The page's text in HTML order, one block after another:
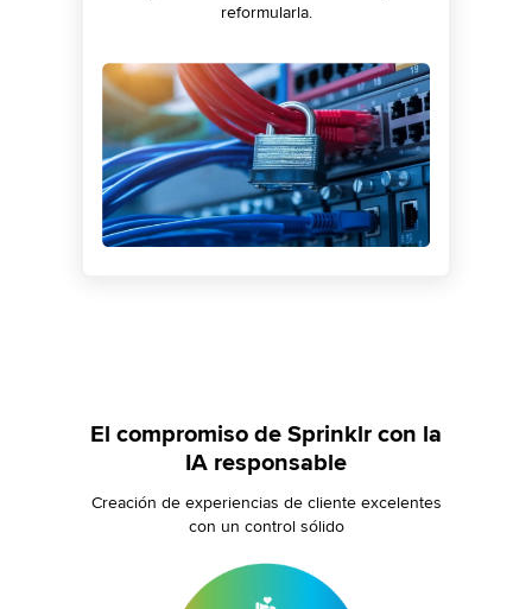
reformularla.
El compromiso de Sprinklr con la
IA responsable
Creación de experiencias de cliente excelentes
con un control sólido